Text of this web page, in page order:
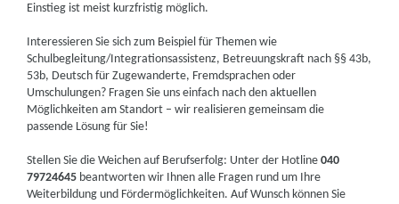
Einstieg ist meist kurzfristig möglich.
Interessieren Sie sich zum Beispiel für Themen wie
Schulbegleitung/Integrationsassistenz, Betreuungskraft nach §§ 43b,
53b, Deutsch für Zugewanderte, Fremdsprachen oder
Umschulungen? Fragen Sie uns einfach nach den aktuellen
Möglichkeiten am Standort – wir realisieren gemeinsam die
passende Lösung für Sie!
Stellen Sie die Weichen auf Berufserfolg: Unter der Hotline040
79724645 beantworten wir Ihnen alle Fragen rund um Ihre
Weiterbildung und Fördermöglichkeiten. Auf Wunsch können Sie